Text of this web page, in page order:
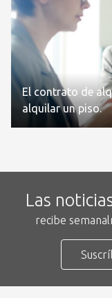
El contrato de
alquilar un piso.
Las
recibe